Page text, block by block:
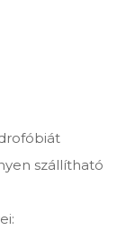
szállítható